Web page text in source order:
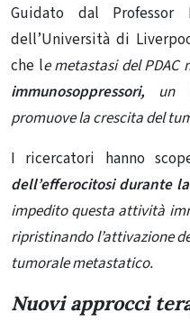
Guidato dal Professor
dell’Università di
che le metastasi del
immunosoppressori, un
promuove la crescita del
I ricercatori hanno
dell’efferocitosi durante
impedito questa attività
ripristinando l’attivazione
tumorale metastatico.
Nuovi approcci